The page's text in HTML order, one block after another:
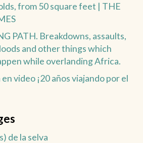
from 50 square feet | THE
PATH. Breakdowns, assaults,
and other things which
while overlanding Africa.
video ¡20 años viajando por el
de la selva